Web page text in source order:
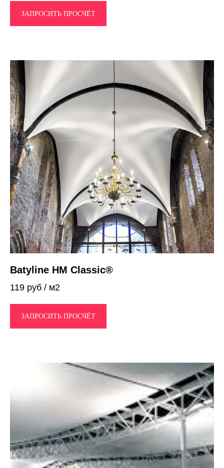
ЗАПРОСИТЬ ПРОСЧЁТ
Batyline HM Classic®
119 руб / м2
ЗАПРОСИТЬ ПРОСЧЁТ